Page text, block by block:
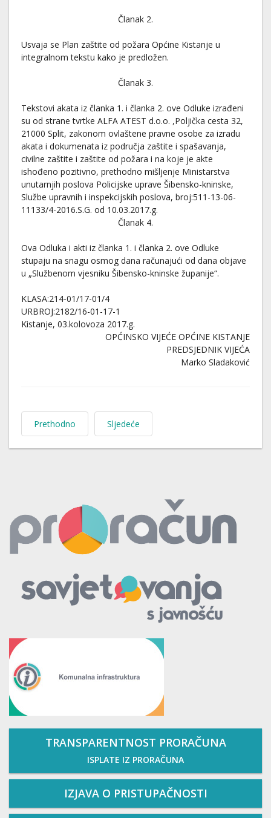
Članak 2.
Usvaja se Plan zaštite od požara Općine Kistanje u
integralnom tekstu kako je predložen.
Članak 3.
Tekstovi akata iz članka 1. i članka 2. ove Odluke izrađeni
su od strane tvrtke ALFA ATEST d.o.o. ,Poljička cesta 32,
21000 Split, zakonom ovlaštene pravne osobe za izradu
akata i dokumenata iz područja zaštite i spašavanja,
civilne zaštite i zaštite od požara i na koje je akte
ishođeno pozitivno, prethodno mišljenje Ministarstva
unutarnjih poslova Policijske uprave Šibensko-kninske,
Službe upravnih i inspekcijskih poslova, broj:511-13-06-
11133/4-2016.S.G. od 10.03.2017.g.
Članak 4.
Ova Odluka i akti iz članka 1. i članka 2. ove Odluke
stupaju na snagu osmog dana računajući od dana objave
u „Službenom vjesniku Šibensko-kninske županije“.
KLASA:214-01/17-01/4
URBROJ:2182/16-01-17-1
Kistanje, 03.kolovoza 2017.g.
OPĆINSKO VIJEĆE OPĆINE KISTANJE
PREDSJEDNIK VIJEĆA
Marko Sladaković
Prethodno Sljedeće
TRANSPARENTNOST PRORAČUNA
ISPLATE IZ PRORAČUNA
IZJAVA O PRISTUPAČNOSTI